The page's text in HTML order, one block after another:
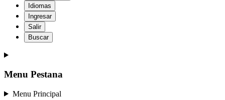
Idiomas
Ingresar
Salir
Buscar
Menu Pestana
Menu Principal